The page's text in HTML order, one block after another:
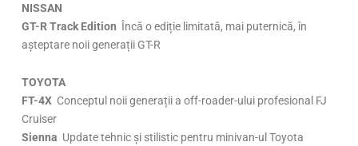
NISSAN
GT-R Track Edition Încă o ediție limitată, mai puternică, în
așteptare noii generații GT-R
TOYOTA
FT-4X Conceptul noii generații a off-roader-ului profesional FJ
Cruiser
Sienna Update tehnic și stilistic pentru minivan-ul Toyota